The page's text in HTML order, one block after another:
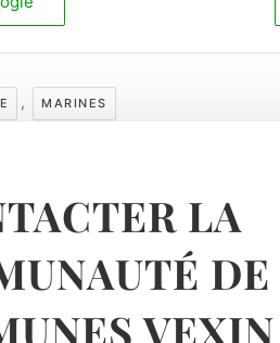
, MARINES
LA
DE
VEXIN